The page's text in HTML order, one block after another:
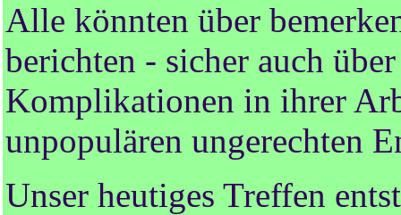
Alle könnten über
berichten - sicher auch
Komplikationen in ihrer
unpopulären ungerechten
Unser heutiges Treffen